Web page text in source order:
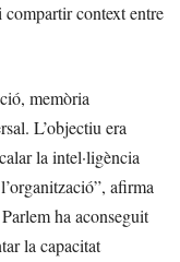
context entre
memòria
L’objectiu era
la intel·ligència
afirma
ha aconseguit
la capacitat